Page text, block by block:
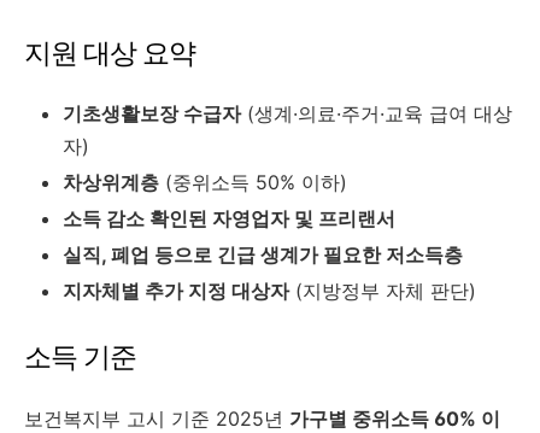
지원 대상 요약
기초생활보장 수급자(생계·의료·주거·교육 급여 대상
자)
차상위계층 (중위소득 50% 이하)
소득 감소 확인된 자영업자 및 프리랜서
실직, 폐업 등으로 긴급 생계가 필요한 저소득층
지자체별 추가 지정 대상자(지방정부 자체 판단)
소득 기준
보건복지부 고시 기준 2025년 가구별 중위소득 60% 이